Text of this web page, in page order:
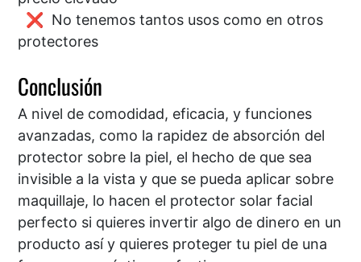
No tenemos tantos usos como en otros
protectores
Conclusión
A nivel de comodidad, eficacia, y funciones
avanzadas, como la rapidez de absorción del
protector sobre la piel, el hecho de que sea
invisible a la vista y que se pueda aplicar sobre
maquillaje, lo hacen el protector solar facial
perfecto si quieres invertir algo de dinero en un
producto así y quieres proteger tu piel de una